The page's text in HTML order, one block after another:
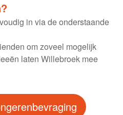
in via de onderstaande
om zoveel mogelijk
laten Willebroek mee